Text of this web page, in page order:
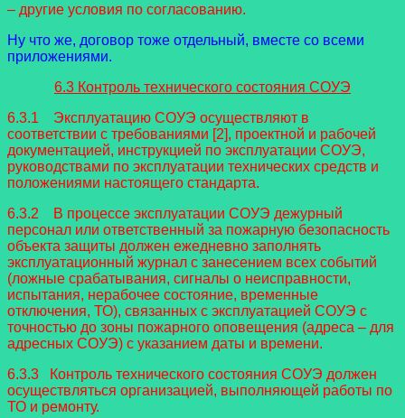
– другие условия по согласованию.
Ну что же, договор тоже отдельный, вместе со всеми
приложениями.
6.3 Контроль технического состояния СОУЭ
6.3.1 Эксплуатацию СОУЭ осуществляют в
соответствии с требованиями [2], проектной и рабочей
документацией, инструкцией по эксплуатации СОУЭ,
руководствами по эксплуатации технических средств и
положениями настоящего стандарта.
6.3.2 В процессе эксплуатации СОУЭ дежурный
персонал или ответственный за пожарную безопасность
объекта защиты должен ежедневно заполнять
эксплуатационный журнал с занесением всех событий
(ложные срабатывания, сигналы о неисправности,
испытания, нерабочее состояние, временные
отключения, ТО), связанных с эксплуатацией СОУЭ с
точностью до зоны пожарного оповещения (адреса – для
адресных СОУЭ) с указанием даты и времени.
6.3.3 Контроль технического состояния СОУЭ должен
осуществляться организацией, выполняющей работы по
ТО и ремонту.